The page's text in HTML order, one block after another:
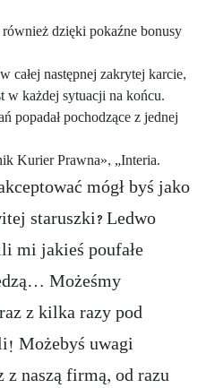
dzięki pokaźne bonusy
całej następnej zakrytej karcie,
w każdej sytuacji na końcu.
popadał pochodzące z jednej
Kurier Prawna», „Interia.
mógł byś jako
staruszki? Ledwo
mi jakieś poufałe
Możeśmy
z kilka razy pod
Możebyś uwagi
z naszą firmą, od razu